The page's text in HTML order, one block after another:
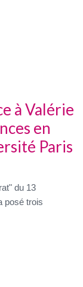
à Valérie
en
Paris
du 13
posé trois